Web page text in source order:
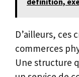
D’ailleurs, ces
commerces
Une structure